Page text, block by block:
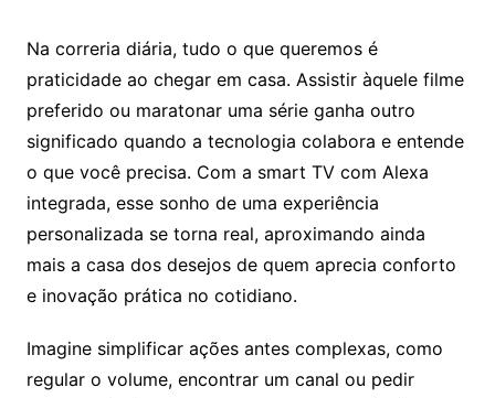
Na correria diária, tudo o que queremos é
praticidade ao chegar em casa. Assistir àquele filme
preferido ou maratonar uma série ganha outro
significado quando a tecnologia colabora e entende
o que você precisa. Com a smart TV com Alexa
integrada, esse sonho de uma experiência
personalizada se torna real, aproximando ainda
mais a casa dos desejos de quem aprecia conforto
e inovação prática no cotidiano.
Imagine simplificar ações antes complexas, como
regular o volume, encontrar um canal ou pedir